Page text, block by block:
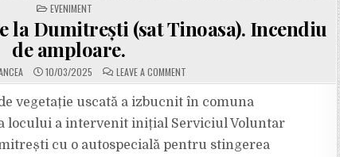
POSTED
IN
EVENIMENT
la Dumitrești (sat Tinoasa). Incendiu
de amploare.
10/03/2025 LEAVE A COMMENT
VIDEO.
DEALURILE
DE
LA
DUMITREȘTI
(SAT
TINOASA).
vegetație uscată a izbucnit în comuna
locului a intervenit inițial Serviciul Voluntar
cu o autospecială pentru stingerea